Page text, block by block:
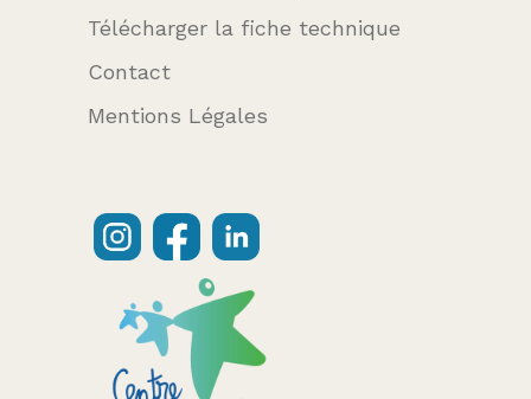
Télécharger la fiche technique
Contact
Mentions Légales